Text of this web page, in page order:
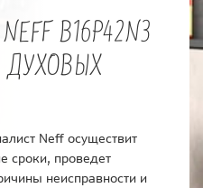
B16P42N3
Neff осуществит
сроки, проведет
неисправности и